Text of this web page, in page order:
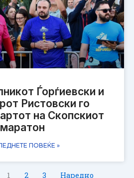
Ѓорѓиевски и
Ристовски го
на Скопскиот
маратон
ПОВЕЌЕ »
1 2 3 Наредно